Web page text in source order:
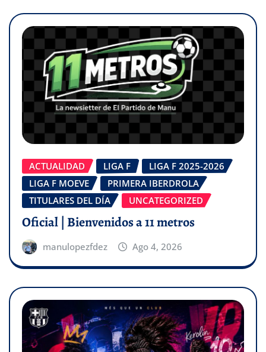
ACTUALIDAD LIGA F
LIGA F 2025-2026
LIGA F MOEVE
PRIMERA IBERDROLA
TITULARES DEL DÍA
UNCATEGORIZED
Oficial | Bienvenidos a 11 metros
manulopezfdez Ago 4, 2026